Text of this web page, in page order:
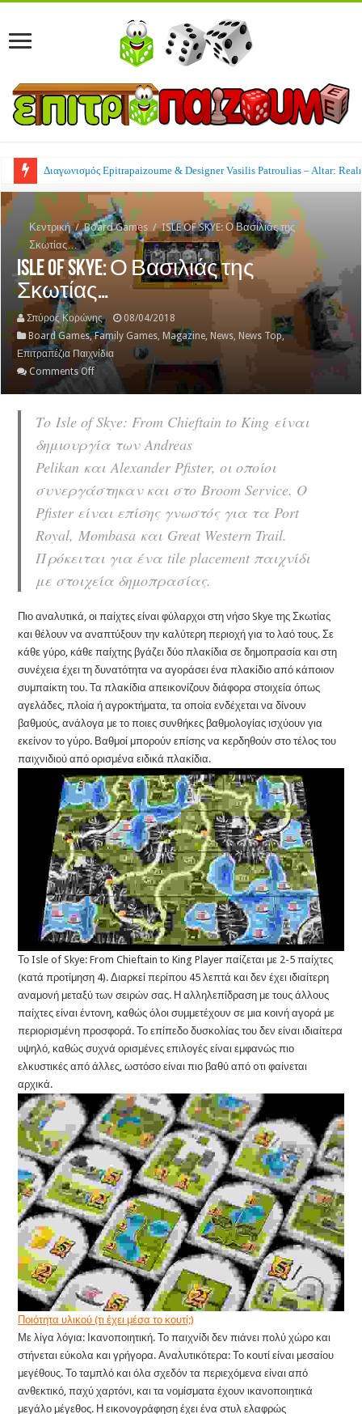
Διαγωνισμός Epitrapaizoume & Designer Vasilis Patroulias – Altar:
Κεντρική / Board Games / ISLE OF SKYE: Ο Βασιλιάς της
Σκωτίας…
ISLE OF SKYE: Ο Βασιλιάς της
Σκωτίας…
Σπύρος Κορώνης
08/04/2018
Board Games,Family Games Magazine News News Top,
Επιτραπέζια Παιχνίδια
Comments Offon
SKYE:
Ο
Σκωτίας…
Το Isle of Skye: From Chieftain to King είναι
δημιουργία των Andreas
Pelikan και Alexander Pfister, οι οποίοι
συνεργάστηκαν και στο Broom Service. O
Pfister είναι επίσης γνωστός για τα Port
Royal, Mombasa και Great Western Trail.
Πρόκειται για ένα tile placement παιχνίδι
με στοιχεία δημοπρασίας.
Πιο αναλυτικά, οι παίχτες είναι φύλαρχοι στη νήσο Skye της Σκωτίας
και θέλουν να αναπτύξουν την καλύτερη περιοχή για το λαό τους. Σε
κάθε γύρο, κάθε παίχτης βγάζει δύο πλακίδια σε δημοπρασία και στη
συνέχεια έχει τη δυνατότητα να αγοράσει ένα πλακίδιο από κάποιον
συμπαίκτη του. Τα πλακίδια απεικονίζουν διάφορα στοιχεία όπως
αγελάδες, πλοία ή αγροκτήματα, τα οποία ενδέχεται να δίνουν
βαθμούς, ανάλογα με το ποιες συνθήκες βαθμολογίας ισχύουν για
εκείνον το γύρο. Βαθμοί μπορούν επίσης να κερδηθούν στο τέλος του
παιχνιδιού από ορισμένα ειδικά πλακίδια.
Το Isle of Skye: From Chieftain to King Player παίζεται με 2-5 παίχτες
(κατά προτίμηση 4). Διαρκεί περίπου 45 λεπτά και δεν έχει ιδιαίτερη
αναμονή μεταξύ των σειρών σας. Η αλληλεπίδραση με τους άλλους
παίχτες είναι έντονη, καθώς όλοι συμμετέχουν σε μια κοινή αγορά με
περιορισμένη προσφορά. Το επίπεδο δυσκολίας του δεν είναι ιδιαίτερα
υψηλό, καθώς συχνά ορισμένες επιλογές είναι εμφανώς πιο
ελκυστικές από άλλες, ωστόσο είναι πιο βαθύ από oτι φαίνεται
αρχικά.
Ποιότητα υλικού (τι έχει μέσα το κουτί;)
Με λίγα λόγια: Ικανοποιητική. Το παιχνίδι δεν πιάνει πολύ χώρο και
στήνεται εύκολα και γρήγορα. Αναλυτικότερα: Το κουτί είναι μεσαίου
μεγέθους. Το ταμπλό και όλα σχεδόν τα περιεχόμενα είναι από
ανθεκτικό, παχύ χαρτόνι, και τα νομίσματα έχουν ικανοποιητικά
μεγάλο μέγεθος. Η εικονογράφηση έχει ένα στυλ ελαφρώς